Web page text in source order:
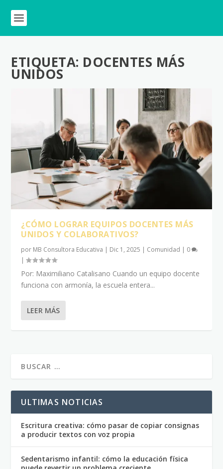
ETIQUETA: DOCENTES MÁS
UNIDOS
¿CÓMO LOGRAR EQUIPOS DOCENTES MÁS
UNIDOS Y COLABORATIVOS?
por MB Consultora Educativa | Dic 1, 2025 | Comunidad | 0
|
Por: Maximiliano Catalisano Cuando un equipo docente
funciona con armonía, la escuela entera...
LEER MÁS
ULTIMAS NOTICIAS
Escritura creativa: cómo pasar de copiar consignas
a producir textos con voz propia
Sedentarismo infantil: cómo la educación física